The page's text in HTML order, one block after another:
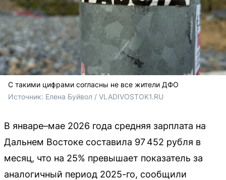
С такими цифрами согласны не все жители ДФО
Источник: Елена Буйвол / VLADIVOSTOK1.RU
В январе–мае 2026 года средняя зарплата на
Дальнем Востоке составила 97 452 рубля в
месяц, что на 25% превышает показатель за
аналогичный период 2025-го, сообщили